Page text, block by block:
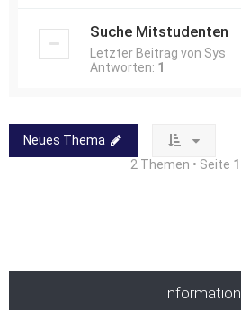
Suche Mitstudenten
Letzter Beitrag von Sys
Antworten: 1
Neues Thema
2 Themen • Seite 1
Information